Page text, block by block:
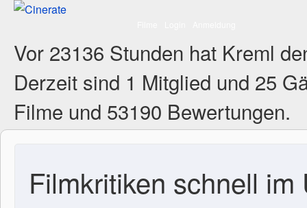
Vor 23136 Stunden hat Kreml
Derzeit sind 1 Mitglied und 25
Filme und 53190 Bewertungen.
Filmkritiken schnell im